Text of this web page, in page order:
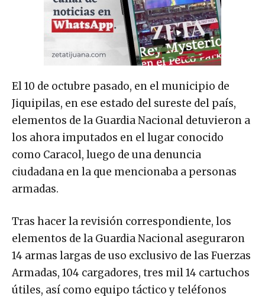
El 10 de octubre pasado, en el municipio de
Jiquipilas, en ese estado del sureste del país,
elementos de la Guardia Nacional detuvieron a
los ahora imputados en el lugar conocido
como Caracol, luego de una denuncia
ciudadana en la que mencionaba a personas
armadas.
Tras hacer la revisión correspondiente, los
elementos de la Guardia Nacional aseguraron
14 armas largas de uso exclusivo de las Fuerzas
Armadas, 104 cargadores, tres mil 14 cartuchos
útiles, así como equipo táctico y teléfonos